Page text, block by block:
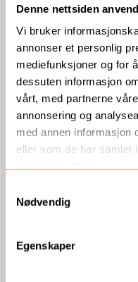
Denne nettsiden
Vi bruker
annonser et personlig
mediefunksjoner og for
dessuten informasjon
vårt, med partnerne
annonsering og
med annen informasjon
eller som de har samlet
Nødvendig
Egenskaper
Ta kontakt med en av
Ta kontakt
BESTILL VÅRT GRATIS
To ganger i året sender
og mikroskopi.
Bestill Ortomedia